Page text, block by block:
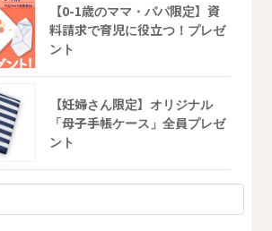
【0-1歳のママ・パパ限定】資
料請求で育児に役立つ！プレゼ
ント
【妊婦さん限定】オリジナル
「母子手帳ケース」全員プレゼ
ント